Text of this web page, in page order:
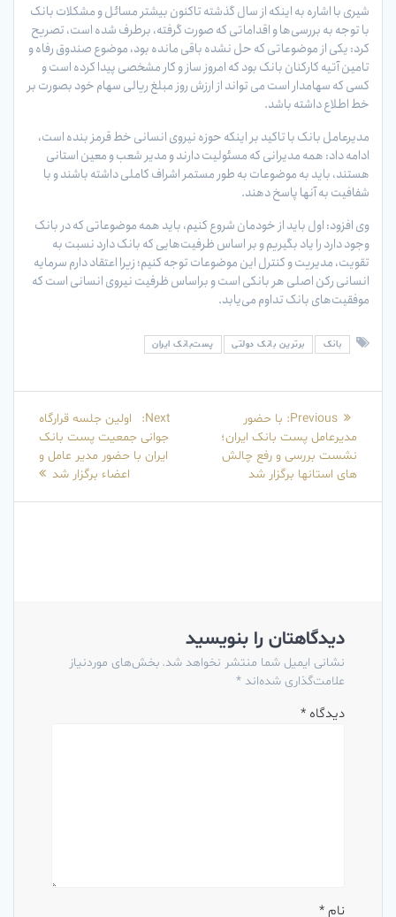
شیری با اشاره به اینکه از سال گذشته تاکنون بیشتر مسائل و مشکلات بانک
با توجه به بررسی‌ها و اقداماتی که صورت گرفته، برطرف شده است، تصریح
کرد: یکی از موضوعاتی که حل نشده باقی مانده بود، موضوع صندوق رفاه و
تامین آتیه کارکنان بانک بود که امروز ساز و کار مشخصی پیدا کرده است و
کسی که سهامدار است می تواند از ارزش روز مبلغ ریالی سهام خود بصورت بر
خط اطلاع داشته باشد.
مدیرعامل بانک با تاکید بر اینکه حوزه نیروی انسانی خط قرمز بنده است،
ادامه داد: همه مدیرانی که مسئولیت دارند و مدیر شعب و معین استانی
هستند، باید به موضوعات به طور مستمر اشراف کاملی داشته باشند و با
شفافیت به آنها پاسخ دهند.
وی افزود: اول باید از خودمان شروع کنیم، باید همه موضوعاتی که در بانک
وجود دارد را یاد بگیریم و بر اساس ظرفیت‌هایی که بانک دارد نسبت به
تقویت، مدیریت و کنترل این موضوعات توجه کنیم؛ زیرا اعتقاد دارم سرمایه
انسانی رکن اصلی هر بانکی است و براساس ظرفیت نیروی انسانی است که
موفقیت‌های بانک تداوم می‌یابد.
بانک برترین بانک دولتی پست‌بانک ایران
راهبری
نوشته
Previous:
Previous
post:
با حضور
مدیرعامل پست بانک ایران؛
نشست بررسی و رفع چالش
های استانها برگزار شد
Next:
Next
post:
اولین جلسه قرارگاه
جوانی جمعیت پست بانک
ایران با حضور مدیر عامل و
اعضاء برگزار شد
دیدگاهتان را بنویسید
نشانی ایمیل شما منتشر نخواهد شد. بخش‌های موردنیاز
علامت‌گذاری شده‌اند *
دیدگاه *
نام*